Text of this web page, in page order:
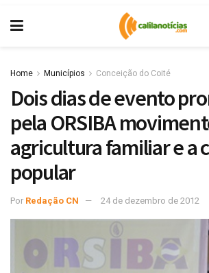
Home Municípios Conceição do Coité
Dois dias de evento
pela ORSIBA
agricultura familiar e a
popular
Por Redação CN 24 de dezembro de 2012